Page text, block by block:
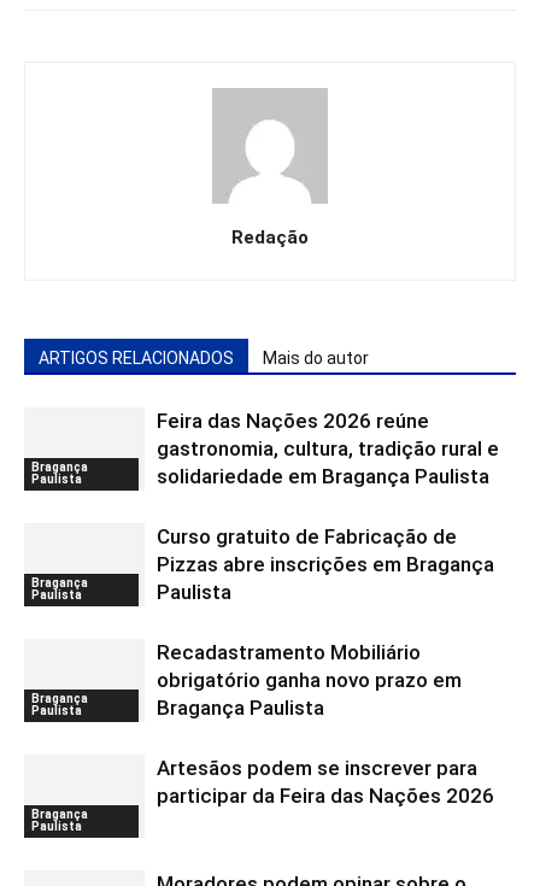
Redação
ARTIGOS RELACIONADOS Mais do autor
Bragança
Paulista
Feira das Nações 2026 reúne
gastronomia, cultura, tradição rural e
solidariedade em Bragança Paulista
Bragança
Paulista
Curso gratuito de Fabricação de
Pizzas abre inscrições em Bragança
Paulista
Bragança
Paulista
Recadastramento Mobiliário
obrigatório ganha novo prazo em
Bragança Paulista
Bragança
Paulista
Artesãos podem se inscrever para
participar da Feira das Nações 2026